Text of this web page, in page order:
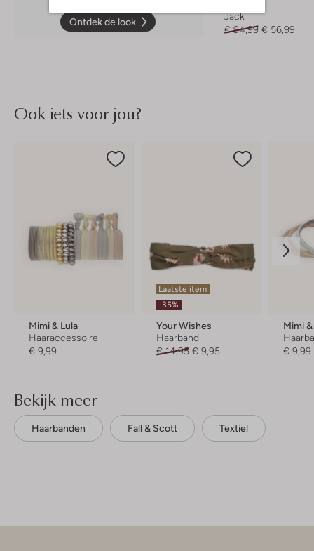
Ontdek de look
Jack
€ 94,99 € 56,99
Ook iets voor jou?
Mimi & Lula
Haaraccessoire
€ 9,99
Laatste item
-35%
Your Wishes
Haarband
€ 14,95 € 9,95
Mimi
€ 9,99
Bekijk meer
Haarbanden Fall & Scott Textiel